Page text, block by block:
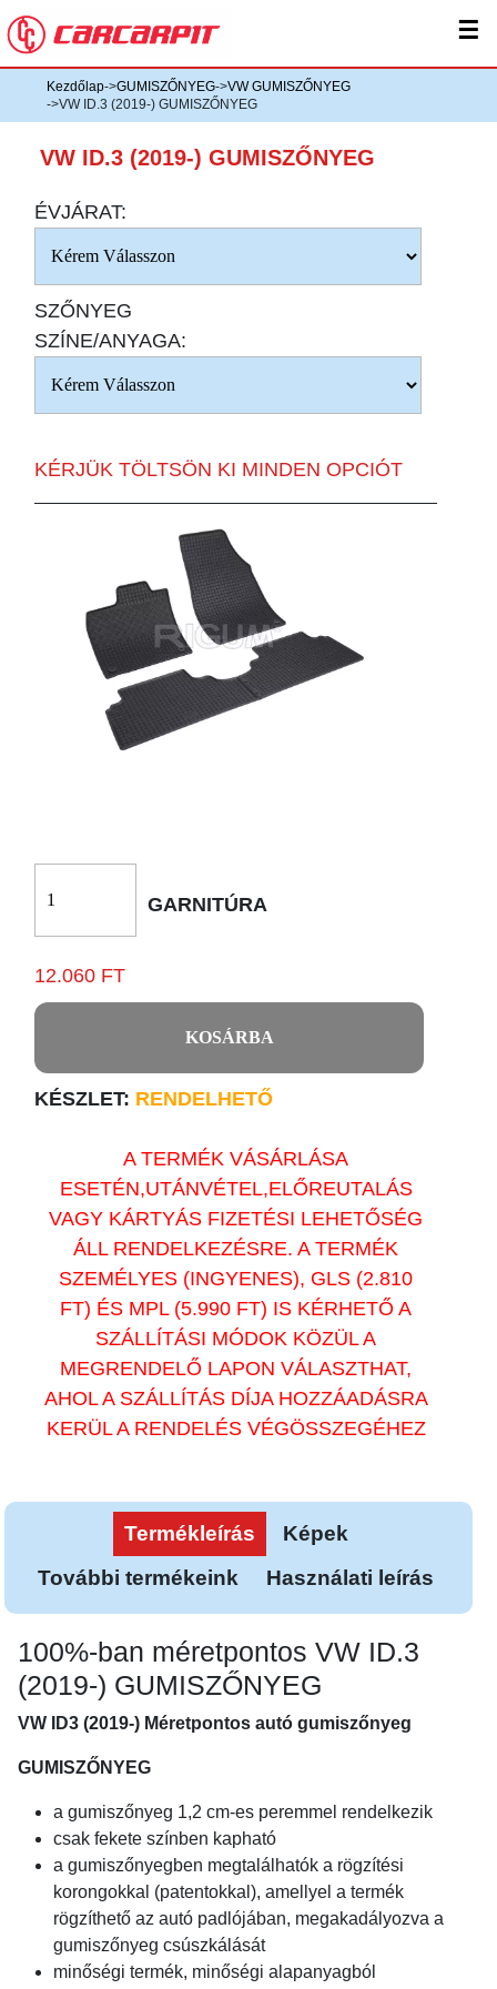
☰
Kezdőlap->GUMISZŐNYEG->VW GUMISZŐNYEG
->VW ID.3 (2019-) GUMISZŐNYEG
VW ID.3 (2019-) GUMISZŐNYEG
ÉVJÁRAT:
SZŐNYEG
SZÍNE/ANYAGA:
KÉRJÜK TÖLTSÖN KI MINDEN OPCIÓT
GARNITÚRA
12.060 FT
KOSÁRBA
KÉSZLET: RENDELHETŐ
A TERMÉK VÁSÁRLÁSA
ESETÉN,UTÁNVÉTEL,ELŐREUTALÁS
VAGY KÁRTYÁS FIZETÉSI LEHETŐSÉG
ÁLL RENDELKEZÉSRE. A TERMÉK
SZEMÉLYES (INGYENES), GLS (2.810
FT) ÉS MPL (5.990 FT) IS KÉRHETŐ A
SZÁLLÍTÁSI MÓDOK KÖZÜL A
MEGRENDELŐ LAPON VÁLASZTHAT,
AHOL A SZÁLLÍTÁS DÍJA HOZZÁADÁSRA
KERÜL A RENDELÉS VÉGÖSSZEGÉHEZ
Termékleírás
Képek
További termékeink
Használati leírás
100%-ban méretpontos VW ID.3
(2019-) GUMISZŐNYEG
VW ID3 (2019-) Méretpontos autó gumiszőnyeg
GUMISZŐNYEG
a gumiszőnyeg 1,2 cm-es peremmel rendelkezik
csak fekete színben kapható
a gumiszőnyegben megtalálhatók a rögzítési
korongokkal (patentokkal), amellyel a termék
rögzíthető az autó padlójában, megakadályozva a
gumiszőnyeg csúszkálását
minőségi termék, minőségi alapanyagból